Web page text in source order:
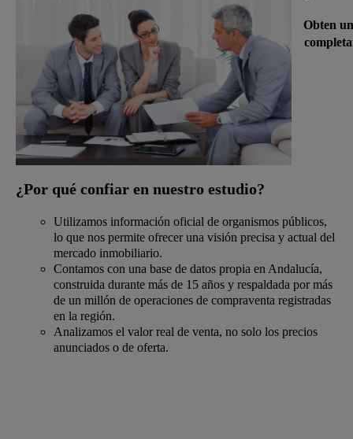
Obten
¿Por qué confiar en nuestro estudio?
Utilizamos información oficial de organismos públicos,
lo que nos permite ofrecer una visión precisa y actual del
mercado inmobiliario.
Contamos con una base de datos propia en Andalucía,
construida durante más de 15 años y respaldada por más
de un millón de operaciones de compraventa registradas
en la región.
Analizamos el valor real de venta, no solo los precios
anunciados o de oferta.